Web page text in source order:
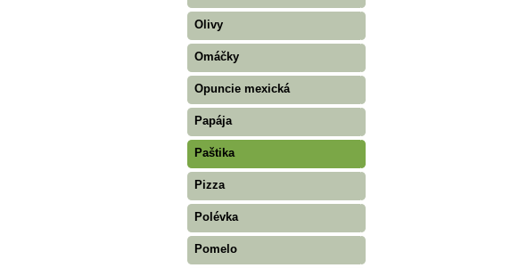
Olivy
Omáčky
Opuncie mexická
Papája
Paštika
Pizza
Polévka
Pomelo